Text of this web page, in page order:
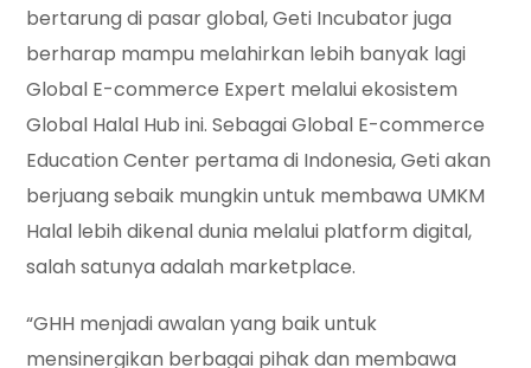
bertarung di pasar global, Geti Incubator juga
berharap mampu melahirkan lebih banyak lagi
Global E-commerce Expert melalui ekosistem
Global Halal Hub ini. Sebagai Global E-commerce
Education Center pertama di Indonesia, Geti akan
berjuang sebaik mungkin untuk membawa UMKM
Halal lebih dikenal dunia melalui platform digital,
salah satunya adalah marketplace.
“GHH menjadi awalan yang baik untuk
mensinergikan berbagai pihak dan membawa